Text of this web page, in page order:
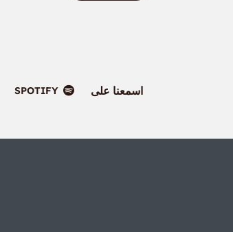
اسمعنا على SPOTIFY